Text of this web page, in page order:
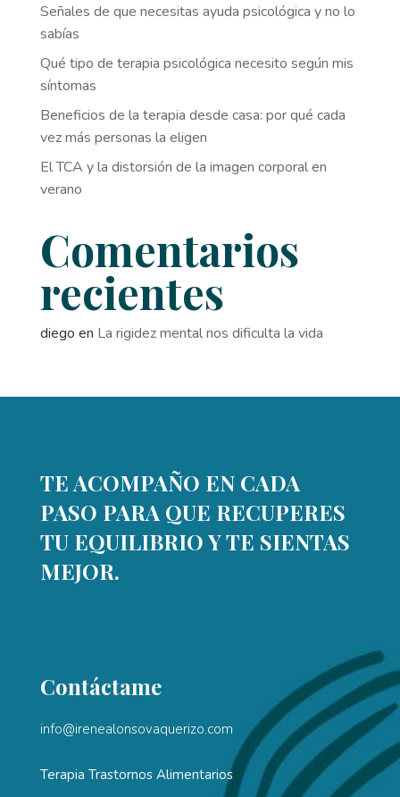
Señales de que necesitas ayuda psicológica y no lo
sabías
Qué tipo de terapia psicológica necesito según mis
síntomas
Beneficios de la terapia desde casa: por qué cada
vez más personas la eligen
El TCA y la distorsión de la imagen corporal en
verano
Comentarios
recientes
diego en La rigidez mental nos dificulta la vida
TE ACOMPAÑO EN CADA
PASO PARA QUE RECUPERES
TU EQUILIBRIO Y TE SIENTAS
MEJOR.
Contáctame
info@irenealonsovaquerizo.com
Terapia Trastornos Alimentarios